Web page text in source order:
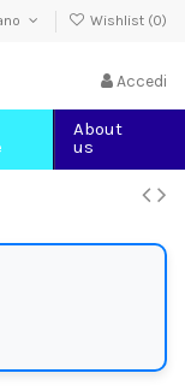
Wishlist (0)
Accedi
About
us